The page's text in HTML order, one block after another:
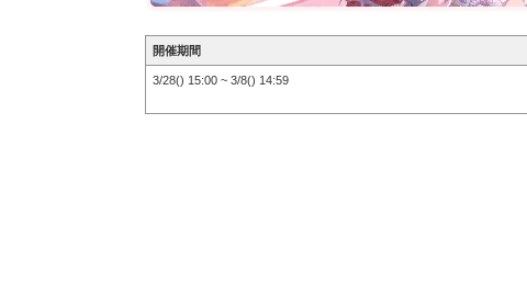
開催期間
3/28() 15:00 ~ 3/8() 14:59